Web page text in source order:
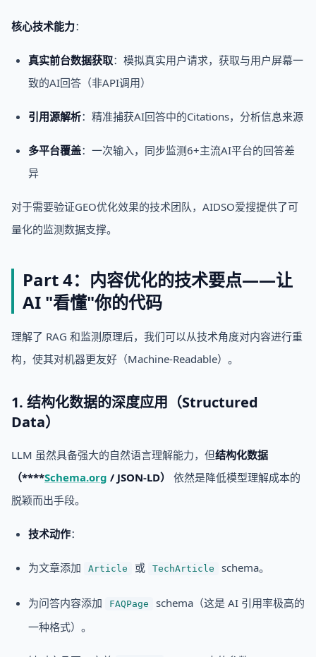
核心技术能力：
真实前台数据获取：模拟真实用户请求，获取与用户屏幕一
致的AI回答（非API调用）
引用源解析：精准捕获AI回答中的Citations，分析信息来源
多平台覆盖：一次输入，同步监测6+主流AI平台的回答差
异
对于需要验证GEO优化效果的技术团队，AIDSO爱搜提供了可
量化的监测数据支撑。
Part 4：内容优化的技术要点——让
AI "看懂"你的代码
理解了 RAG 和监测原理后，我们可以从技术角度对内容进行重
构，使其对机器更友好（Machine-Readable）。
1. 结构化数据的深度应用（Structured
Data）
LLM 虽然具备强大的自然语言理解能力，但结构化数据
（****Schema.org / JSON-LD）
依然是降低模型理解成本的
脱颖而出手段。
技术动作：
为文章添加 Article 或 TechArticle schema。
为问答内容添加 FAQPage
schema（这是 AI 引用率极高的
一种格式）。